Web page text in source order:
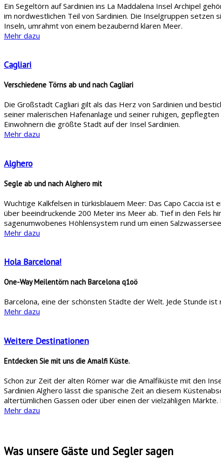
Ein Segeltörn auf Sardinien ins La Maddalena Insel Archipel
im nordwestlichen Teil von Sardinien. Die Inselgruppen setzen
Inseln, umrahmt von einem bezaubernd klaren Meer.
Mehr dazu
Cagliari
Verschiedene Törns ab und nach Cagliari
Die Großstadt Cagliari gilt als das Herz von Sardinien und
seiner malerischen Hafenanlage und seiner ruhigen,
Einwohnern die größte Stadt auf der Insel Sardinien.
Mehr dazu
Alghero
Segle ab und nach Alghero mit
Wuchtige Kalkfelsen in türkisblauem Meer: Das Capo Caccia
über beeindruckende 200 Meter ins Meer ab. Tief in den Fels
sagenumwobenes Höhlensystem rund um einen
Mehr dazu
Hola Barcelona!
One-Way Meilentörn nach Barcelona q1oö
Barcelona, eine der schönsten Städte der Welt. Jede Stunde
Mehr dazu
Weitere Destinationen
Entdecken Sie mit uns die Amalfi Küste.
Schon zur Zeit der alten Römer war die Amalfiküste mit den
Sardinien Alghero lässt die spanische Zeit an diesem
altertümlichen Gassen oder über einen der vielzähligen
Mehr dazu
Was unsere Gäste und Segler sagen